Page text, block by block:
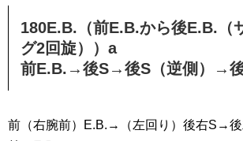
180E.B.（前E.B.から後E.B.（
グ2回旋））a
前E.B.→後S→後S（逆側）→
前（右腕前）E.B.→（左回り）後右S→